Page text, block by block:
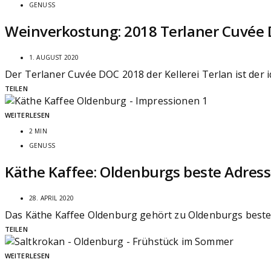
GENUSS
Weinverkostung: 2018 Terlaner Cuvée
1. AUGUST 2020
Der Terlaner Cuvée DOC 2018 der Kellerei Terlan ist
TEILEN
WEITERLESEN
2 MIN
GENUSS
Käthe Kaffee: Oldenburgs beste
28. APRIL 2020
Das Käthe Kaffee Oldenburg gehört zu Oldenburgs
TEILEN
WEITERLESEN